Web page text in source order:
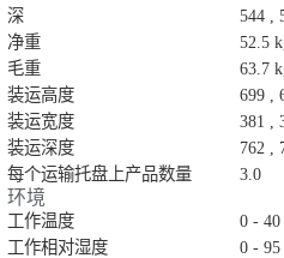
深
544 ,
净重
52.5
毛重
63.7
装运高度
699 ,
装运宽度
381 ,
装运深度
762 ,
每个运输托盘上产品数量
3.0
环境
工作温度
0 - 40
工作相对湿度
0 -